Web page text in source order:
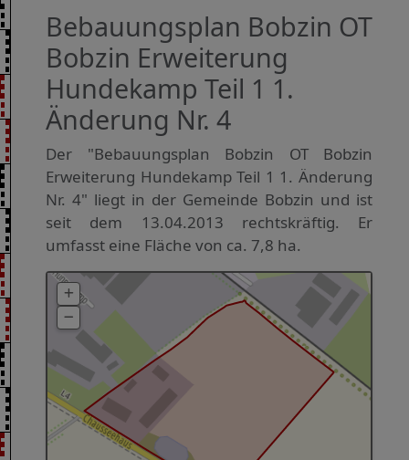
Bebauungsplan Bobzin OT
Bobzin Erweiterung
Hundekamp Teil 1 1.
Änderung Nr. 4
Der "Bebauungsplan Bobzin OT Bobzin
Erweiterung Hundekamp Teil 1 1. Änderung
Nr. 4" liegt in der Gemeinde Bobzin und ist
seit dem 13.04.2013 rechtskräftig. Er
umfasst eine Fläche von ca. 7,8 ha.